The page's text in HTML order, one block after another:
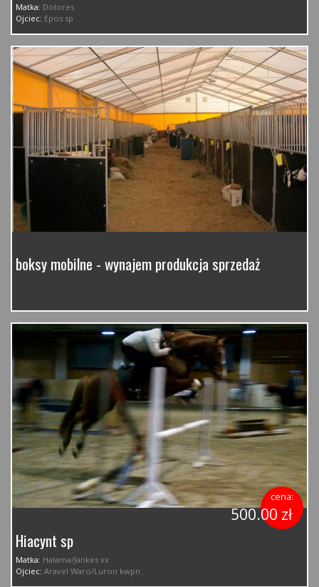
Matka: Dolores
Ojciec: Epos sp
boksy mobilne - wynajem produkcja sprzedaż
cena:
500.00 zł
Hiacynt sp
Matka: Halama/Jankes xx
Ojciec: Aravel Waro/Luron kwpn